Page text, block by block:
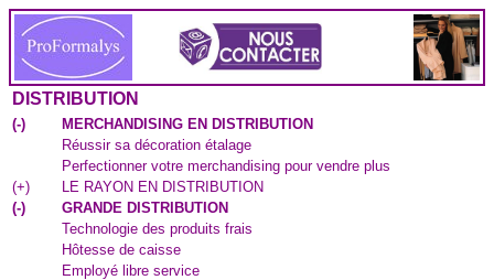
DISTRIBUTION
(-)
MERCHANDISING EN DISTRIBUTION
Réussir sa décoration étalage
Perfectionner votre merchandising pour vendre plus
(+)
LE RAYON EN DISTRIBUTION
(-)
GRANDE DISTRIBUTION
Technologie des produits frais
Hôtesse de caisse
Employé libre service